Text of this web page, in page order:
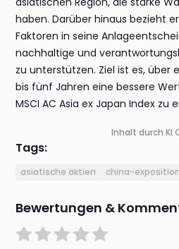
haben. Darüber hinaus bezieht
Faktoren in seine
nachhaltige und
zu unterstützen. Ziel ist es, über
bis fünf Jahren eine bessere
MSCI AC Asia ex Japan Index zu
Inhalt durch
Tags:
asiatische aktien china-exposition
Bewertungen &